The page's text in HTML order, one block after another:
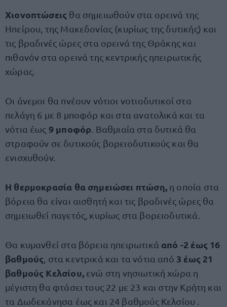
Χιονοπτώσεις θα σημειωθούν στα ορεινά της
Ηπείρου, της Μακεδονίας (κυρίως της δυτικής) και
τις βραδινές ώρες στα ορεινά της Θράκης και
πιθανόν στα ορεινά της κεντρικής ηπειρωτικής
χώρας.
Οι άνεμοι θα πνέουν νότιοι νοτιοδυτικοί στα
πελάγη 6 με 8 μποφόρ και στα ανατολικά και τα
νότια έως 9 μποφόρ . Βαθμιαία στα δυτικά θα
στραφούν σε δυτικούς βορειοδυτικούς και θα
ενισχυθούν.
Η θερμοκρασία θα σημειώσει πτώση,η οποία στα
βόρεια θα είναι αισθητή και τις βραδινές ώρες θα
σημειωθεί παγετός, κυρίως στα βορειοδυτικά.
Θα κυμανθεί στα βόρεια ηπειρωτικά από -2 έως 16
βαθμούς , στα κεντρικά και τα νότια από 3 έως 21
βαθμούς Κελσίου,ενώ στη νησιωτική χώρα η
μέγιστη θα φτάσει τους 22 με 23 και στην Κρήτη και
τα Δωδεκάνησα έως και 24 βαθμούς Κελσίου .